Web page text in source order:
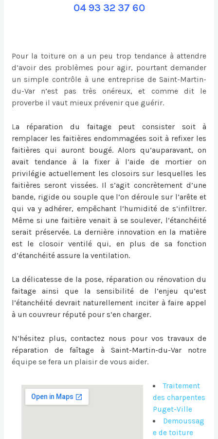
04 93 32 37 60
Pour la toiture on a un peu trop tendance à attendre
d’avoir des problèmes pour agir, pourtant demander
un simple contrôle à une entreprise de Saint-Martin-
du-Var n’est pas très onéreux, et comme dit le
proverbe il vaut mieux prévenir que guérir.
La réparation du faitage peut consister soit à
remplacer les faitières endommagées soit à refixer les
faitières qui auront bougé. Alors qu’auparavant, on
avait tendance à la fixer à l’aide de mortier on
privilégie actuellement les closoirs sur lesquelles les
faitières seront vissées. Il s’agit concrètement d’une
bande, rigide ou souple que l’on déroule sur l’arête et
qui va y adhérer, empêchant l’humidité de s’infiltrer.
Même si une faitière venait à se soulever, l’étanchéité
serait préservée. La dernière innovation en la matière
est le closoir ventilé qui, en plus de sa fonction
d’étanchéité assure la ventilation.
La délicatesse de la pose, réparation ou rénovation du
faitage ainsi que la sensibilité de l’enjeu qu’est
l’étanchéité devrait naturellement inciter à faire appel
à un couvreur réputé pour s’en charger.
N’hésitez plus, contactez nous pour vos travaux de
réparation de faîtage à Saint-Martin-du-Var notre
équipe se fera un plaisir de vous aider.
Traitement
des charpentes
Puget-Ville
Demoussag
e de toiture